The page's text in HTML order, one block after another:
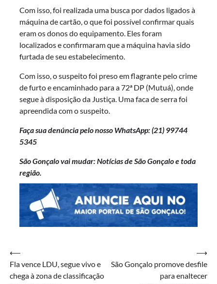
Com isso, foi realizada uma busca por dados ligados à
máquina de cartão, o que foi possível confirmar quais
eram os donos do equipamento. Eles foram
localizados e confirmaram que a máquina havia sido
furtada de seu estabelecimento.
Com isso, o suspeito foi preso em flagrante pelo crime
de furto e encaminhado para a 72ª DP (Mutuá), onde
segue à disposição da Justiça. Uma faca de serra foi
apreendida com o suspeito.
Faça sua denúncia pelo nosso WhatsApp: (21) 99744
5345
São Gonçalo vai mudar: Notícias de São Gonçalo e toda
região.
Navegação
de
⟵
Fla vence LDU, segue vivo e
chega à zona de classificação
São Gonçalo promove desfile
para enaltecer
⟶